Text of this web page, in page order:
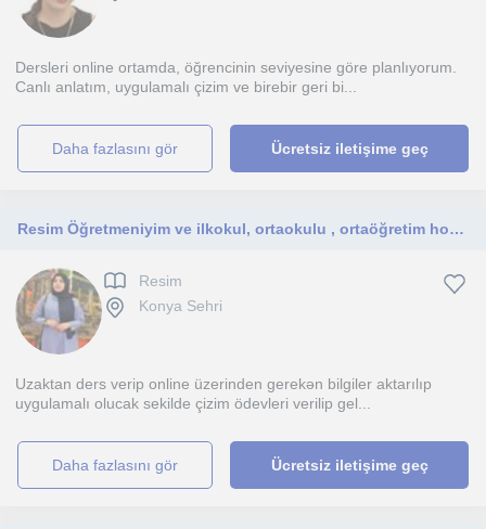
Dersleri online ortamda, öğrencinin seviyesine göre planlıyorum.
Canlı anlatım, uygulamalı çizim ve birebir geri bi...
daha fazlasını gör Ücretsiz iletişime geç
Resim Öğretmeniyim ve ilkokul, ortaokulu , ortaöğretim hobisi , geliştirme, özel ve sınavları , ünivertenek sınavlarına çalııyorum
Resim
Konya Sehri
Uzaktan ders verip online üzerinden gerekən bilgiler aktarılıp
uygulamalı olucak sekilde çizim ödevleri verilip gel...
daha fazlasını gör Ücretsiz iletişime geç